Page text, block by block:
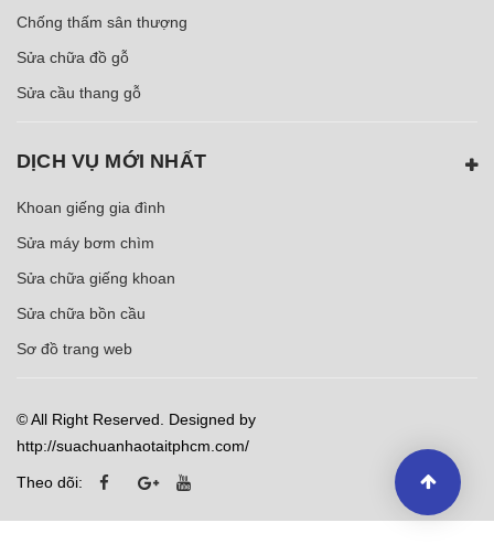
Chống thấm sân thượng
Sửa chữa đồ gỗ
Sửa cầu thang gỗ
DỊCH VỤ MỚI NHẤT
Khoan giếng gia đình
Sửa máy bơm chìm
Sửa chữa giếng khoan
Sửa chữa bồn cầu
Sơ đồ trang web
© All Right Reserved. Designed by
http://suachuanhaotaitphcm.com/
Theo dõi: